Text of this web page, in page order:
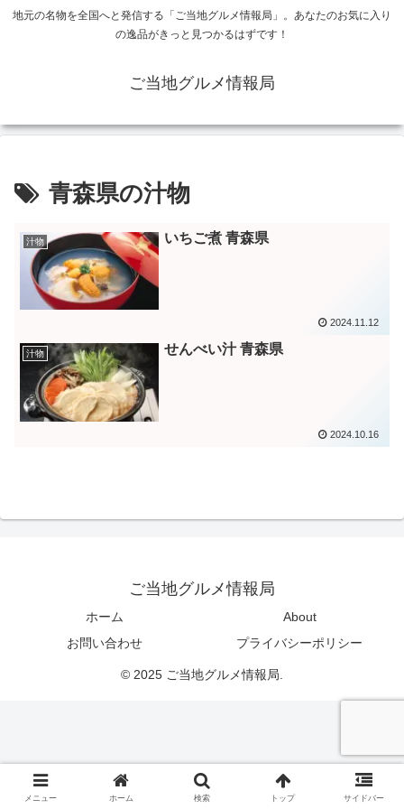
地元の名物を全国へと発信する「ご当地グルメ情報局」。あなたのお気に入り
の逸品がきっと見つかるはずです！
ご当地グルメ情報局
青森県の汁物
汁物 いちご煮 青森県
2024.11.12
汁物 せんべい汁 青森県
2024.10.16
ご当地グルメ情報局
ホーム
About
お問い合わせ
プライバシーポリシー
© 2025 ご当地グルメ情報局.
メニュー ホーム 検索 トップ サイドバー